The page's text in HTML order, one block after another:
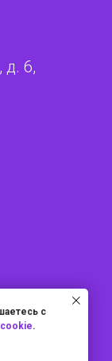
д. 6,
с
cookie.